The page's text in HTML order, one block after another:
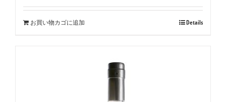
お買い物カゴに追加 Details